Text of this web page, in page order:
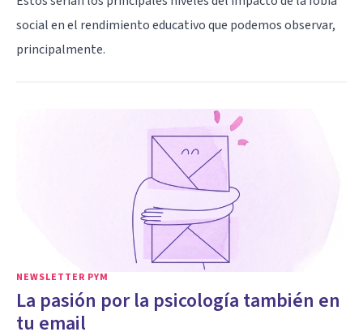
social en el rendimiento educativo que podemos observar,
principalmente.
NEWSLETTER PYM
La pasión por la psicología también en
tu email